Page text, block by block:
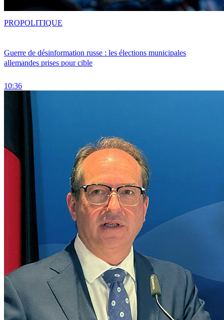
Guerre de désinformation russe : les élections municipales
allemandes prises pour cible
10:36
PROPOLITIQUE